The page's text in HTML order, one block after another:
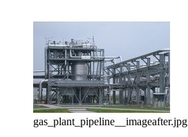
gas_plant_pipeline__imageafter.jpg